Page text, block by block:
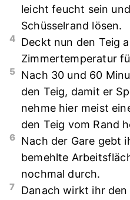
leicht feucht sein
Schüsselrand lösen.
4 Deckt nun den Teig
Zimmertemperatur
5
Nach 30 und 60
den Teig, damit er
nehme hier meist
den Teig vom Rand
6 Nach der Gare gebt
bemehlte
nochmal durch.
7
Danach wirkt ihr